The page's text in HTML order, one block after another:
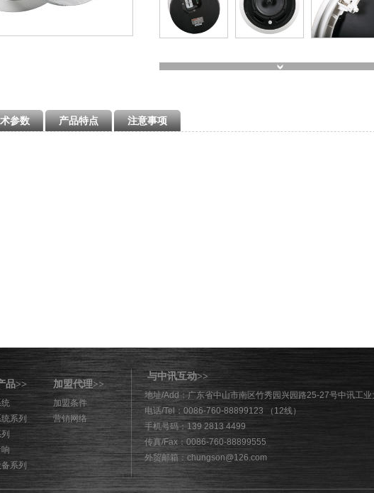
参数 产品特点 注意事项
品>> 加盟代理>>
系列
系列
加盟条件
营销网络
与中讯互动>>
地址/Add：广东省中山市南区竹秀园兴园路25-27号中讯工业
电话/Tel：0086-760-88899123 （12线）
手机号码：139 2813 4499
传真/Fax：0086-760-88899555
外贸邮箱：chungson@126.com